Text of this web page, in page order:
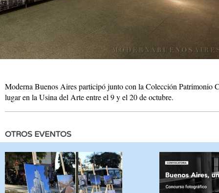
Moderna Buenos Aires participó junto con la Colección
lugar en la Usina del Arte entre el 9 y el 20 de octubre.
OTROS EVENTOS